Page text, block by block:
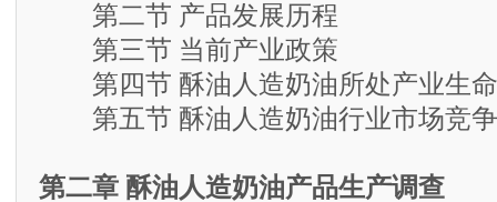
第二节 产品发展历程
第三节 当前产业政策
第四节 酥油人造奶油所处产业生
第五节 酥油人造奶油行业市场竞
第二章 酥油人造奶油产品生产调查